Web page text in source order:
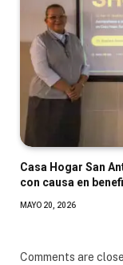
Casa Hogar San
con causa en
MAYO 20, 2026
Comments are